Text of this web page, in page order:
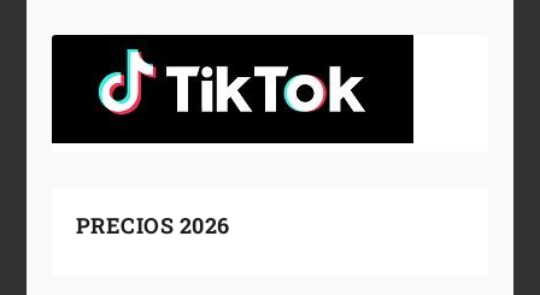
PRECIOS 2026